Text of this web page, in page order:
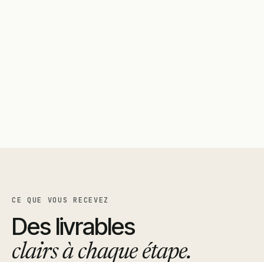
CE QUE VOUS RECEVEZ
Des livrables
clairs à chaque étape.